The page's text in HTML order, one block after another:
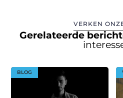
VERKEN
Gerelateerde
BLOG